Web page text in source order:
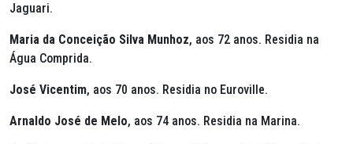
Jaguari.
Maria da Conceição Silva Munhoz, aos 72 anos. Residia na
Água Comprida.
José Vicentim, aos 70 anos. Residia no Euroville.
Arnaldo José de Melo, aos 74 anos. Residia na Marina.